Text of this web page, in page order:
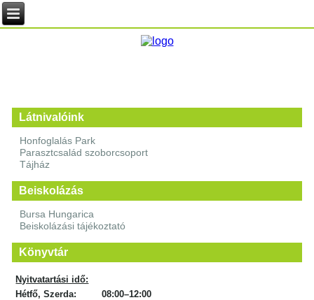
Látnivalóink
Honfoglalás Park
Parasztcsalád szoborcsoport
Tájház
Beiskolázás
Bursa Hungarica
Beiskolázási tájékoztató
Könyvtár
Nyitvatartási idő:
Hétfő, Szerda: 08:00–12:00